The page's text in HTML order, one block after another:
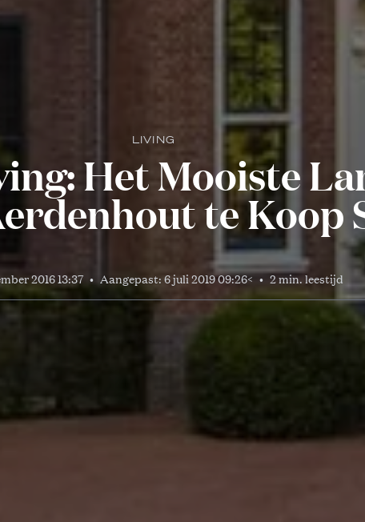
LIVING
Het Mooiste
te Koop
2016 13:37 • Aangepast: 6 juli 2019 09:26< • 2 min. leestijd